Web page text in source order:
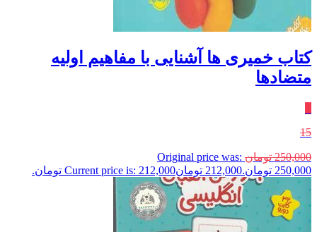
کتاب خمیری‌ ها آشنایی‌ با‌ مفاهیم‌ اولیه
متضاد‌ها
15
250,000 تومان Original price was:
250,000 تومان.
212,000 تومانCurrent price is: 212,000 تومان.